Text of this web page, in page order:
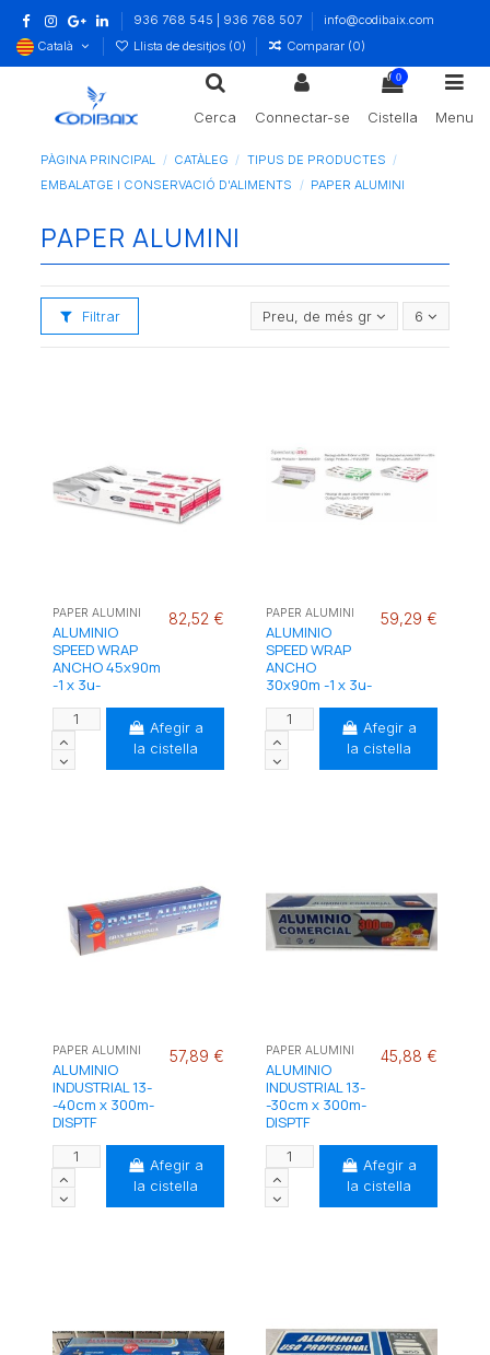
936 768 545 | 936 768 507
info@codibaix.com
Català
Llista de desitjos (0) Comparar (0)
Cerca Connectar-se
0
Cistella Menu
PÀGINA PRINCIPAL CATÀLEG
TIPUS DE PRODUCTES
EMBALATGE I CONSERVACIÓ D'ALIMENTS
PAPER ALUMINI
PAPER ALUMINI
Filtrar Preu, de més gran a més petit
6
PAPER ALUMINI
ALUMINIO
SPEED WRAP
ANCHO 45x90m
-1 x 3u-
82,52 €
Afegir a
la cistella
PAPER ALUMINI
ALUMINIO
SPEED WRAP
ANCHO
30x90m -1 x 3u-
59,29 €
Afegir a
la cistella
PAPER ALUMINI
ALUMINIO
INDUSTRIAL 13-
-40cm x 300m-
DISPTF
57,89 €
Afegir a
la cistella
PAPER ALUMINI
ALUMINIO
INDUSTRIAL 13-
-30cm x 300m-
DISPTF
45,88 €
Afegir a
la cistella